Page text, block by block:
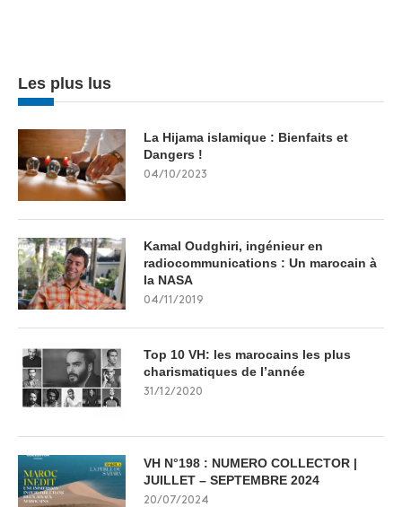
Les plus lus
La Hijama islamique : Bienfaits et
Dangers !
04/10/2023
Kamal Oudghiri, ingénieur en
radiocommunications : Un marocain à
la NASA
04/11/2019
Top 10 VH: les marocains les plus
charismatiques de l’année
31/12/2020
VH N°198 : NUMERO COLLECTOR |
JUILLET – SEPTEMBRE 2024
20/07/2024